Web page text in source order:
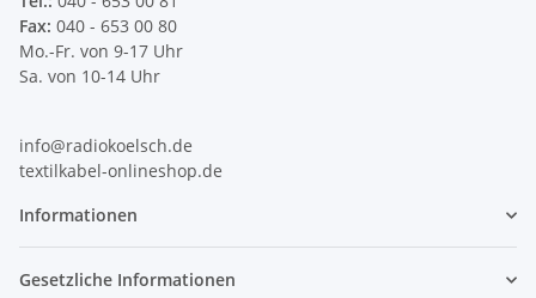
Fax: 040 - 653 00 80
Mo.-Fr. von 9-17 Uhr
Sa. von 10-14 Uhr
info@radiokoelsch.de
textilkabel-onlineshop.de
Informationen
Gesetzliche Informationen